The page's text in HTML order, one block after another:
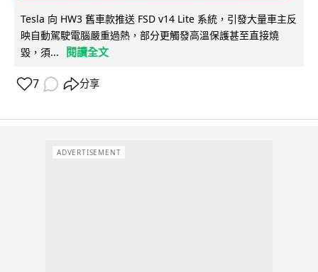
Tesla 向 HW3 舊車款推送 FSD v14 Lite 系統，引發大量車主反
映自動駕駛電腦嚴重過熱，部分更觸發高溫保護甚至直接燒
毀，須...
閱讀全文
7 分享
ADVERTISEMENT